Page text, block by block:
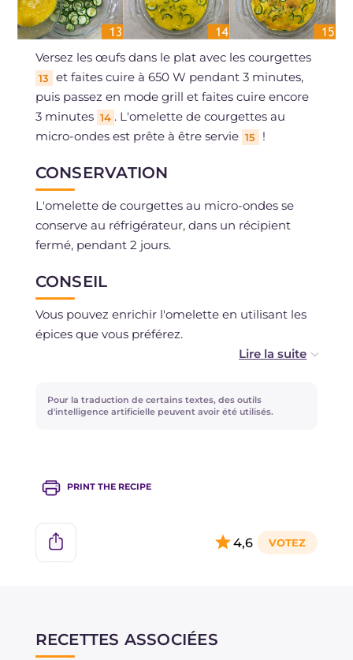
Versez les œufs dans le plat avec les courgettes
13
et faites cuire à 650 W pendant 3 minutes,
puis passez en mode grill et faites cuire encore
3 minutes 14 . L'omelette de courgettes au
micro-ondes est prête à être servie 15 !
CONSERVATION
L'omelette de courgettes au micro-ondes se
conserve au réfrigérateur, dans un récipient
fermé, pendant 2 jours.
CONSEIL
Vous pouvez enrichir l'omelette en utilisant les
épices que vous préférez.
oignons finement hachés ou de la ciboulette,
pour un goût plus prononcé !
Pour la traduction de certains textes, des outils
d'intelligence artificielle peuvent avoir été utilisés.
PRINT THE RECIPE
4,6
RECETTES ASSOCIÉES